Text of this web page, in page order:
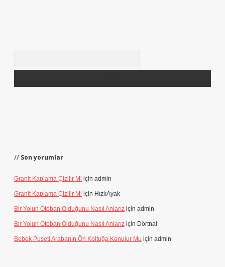
Son yorumlar
Granit Kaplama Çizilir Mi için admin
Granit Kaplama Çizilir Mi için HızlıAyak
Bir Yolun Otoban Olduğunu Nasıl Anlarız için admin
Bir Yolun Otoban Olduğunu Nasıl Anlarız için Dörtnal
Bebek Puseti Arabanın Ön Koltuğa Konulur Mu için admin